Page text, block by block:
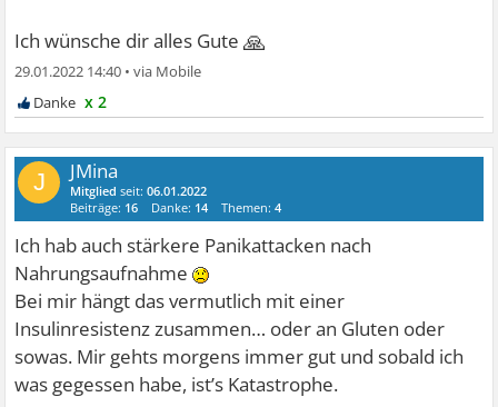
Ich wünsche dir alles Gute🙏
29.01.2022 14:40 •
x 2
J JMina
Mitglied seit:06.01.2022
Beiträge: 16 Danke: 14 Themen:4
Ich hab auch stärkere Panikattacken nach
Nahrungsaufnahme
Bei mir hängt das vermutlich mit einer
Insulinresistenz zusammen… oder an Gluten oder
sowas. Mir gehts morgens immer gut und sobald ich
was gegessen habe, ist’s Katastrophe.